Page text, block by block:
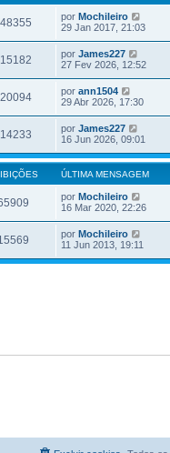
por Mochileiro
29 Jan 2017, 21:03
por James227
27 Fev 2026, 12:52
por ann1504
29 Abr 2026, 17:30
por James227
16 Jun 2026, 09:01
ÚLTIMA MENSAGEM
por Mochileiro
16 Mar 2020, 22:26
por Mochileiro
11 Jun 2013, 19:11